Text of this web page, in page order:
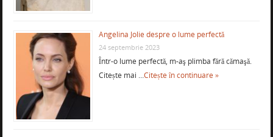
Angelina Jolie despre o lume perfectă
24 septembrie 2023
Într-o lume perfectă, m-aş plimba fără cămaşă.
Citește mai …Citește în continuare »